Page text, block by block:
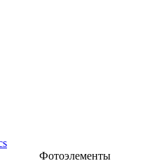
Фотоэлементы